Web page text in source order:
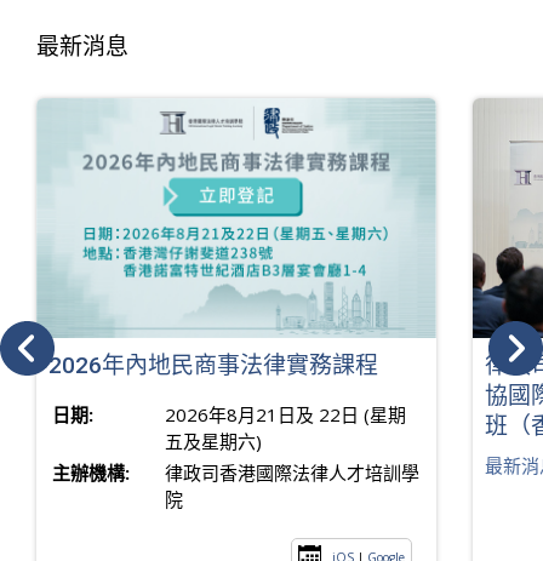
最新消息
2026年內地民商事法律實務課程
日期:
2026年8月21日及 22日 (星期
五及星期六)
主辦機構:
律政司香港國際法律人才培訓學
院
iOS | Google
律政
協國
班（
最新